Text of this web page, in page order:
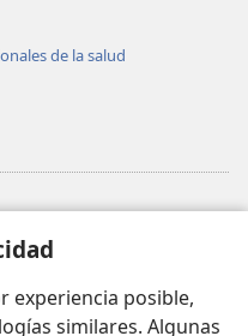
experiencia posible,
similares. Algunas
de la salud